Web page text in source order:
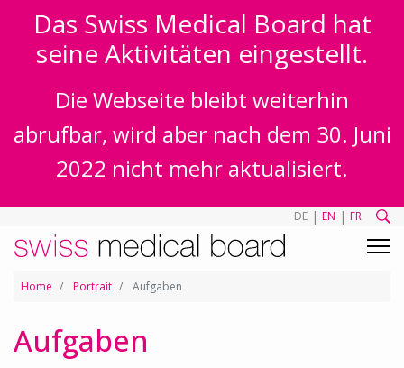
Das Swiss Medical Board hat
seine Aktivitäten eingestellt.
Die Webseite bleibt weiterhin
abrufbar, wird aber nach dem 30. Juni
2022 nicht mehr aktualisiert.
DE | EN | FR
Home Portrait Aufgaben
Aufgaben